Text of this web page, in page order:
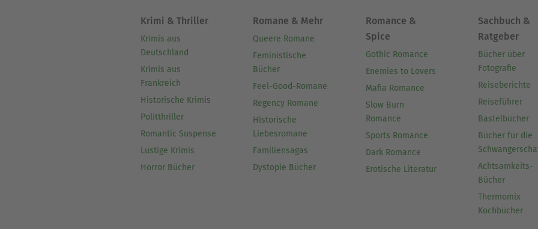
Krimi & Thriller
Krimis aus
Deutschland
Krimis aus
Frankreich
Historische Krimis
Politthriller
Romantic Suspense
Lustige Krimis
Horror Bücher
Romane & Mehr
Queere Romane
Feministische
Bücher
Feel-Good-Romane
Regency Romane
Historische
Liebesromane
Familiensagas
Dystopie Bücher
Romance &
Spice
Gothic Romance
Enemies to Lovers
Mafia Romance
Slow Burn
Romance
Sports Romance
Dark Romance
Erotische Literatur
Sachbuch &
Ratgeber
Bücher über
Fotografie
Reiseberichte
Reiseführer
Bastelbücher
Bücher für die
Achtsamkeits-
Bücher
Thermomix
Kochbücher